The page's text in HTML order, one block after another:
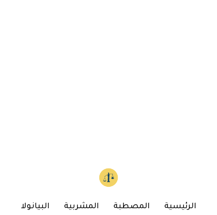
الرئيسية المصطبة المشربية البيانولا